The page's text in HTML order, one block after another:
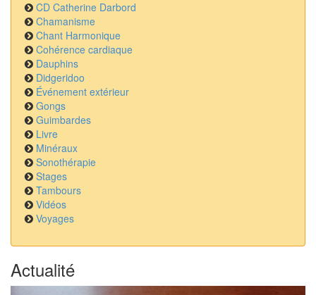
CD Catherine Darbord
Chamanisme
Chant Harmonique
Cohérence cardiaque
Dauphins
Didgeridoo
Événement extérieur
Gongs
Guimbardes
Livre
Minéraux
Sonothérapie
Stages
Tambours
Vidéos
Voyages
Actualité